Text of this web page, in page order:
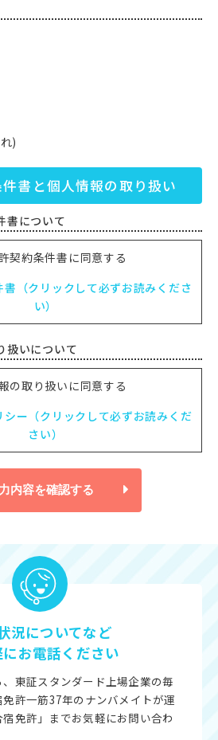
)
書と個人情報の取り扱い
書について
契約条件書に同意する
（クリックして必ずお読みくださ
い）
扱いについて
の取り扱いに同意する
ー（クリックして必ずお読みくだ
さい）
内容を確認する
況についてなど
お電話ください
東証スタンダード上場企業の毎
許一筋37年のナンバメイトが運
免許」までお気軽にお問い合わ